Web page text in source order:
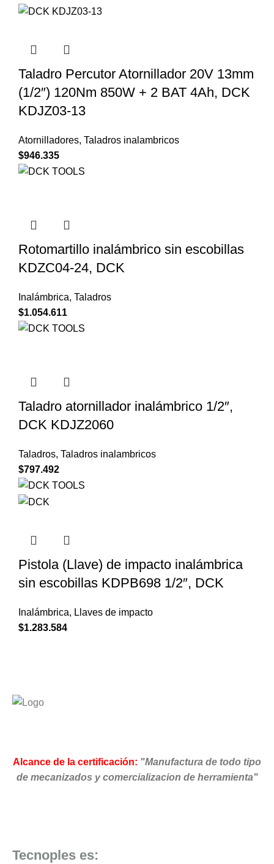
Taladro Percutor Atornillador 20V 13mm
(1/2″) 120Nm 850W + 2 BAT 4Ah, DCK
KDJZ03-13
Atornilladores, Taladros inalambricos
$946.335
Rotomartillo inalámbrico sin escobillas
KDZC04-24, DCK
Inalámbrica, Taladros
$1.054.611
Taladro atornillador inalámbrico 1/2″,
DCK KDJZ2060
Taladros, Taladros inalambricos
$797.492
Pistola (Llave) de impacto inalámbrica
sin escobillas KDPB698 1/2″, DCK
Inalámbrica, Llaves de impacto
$1.283.584
Alcance de la certificación: "Manufactura de todo tipo
de mecanizados y comercializacion de herramienta"
Tecnoples es: